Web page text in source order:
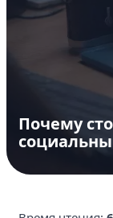
Почему